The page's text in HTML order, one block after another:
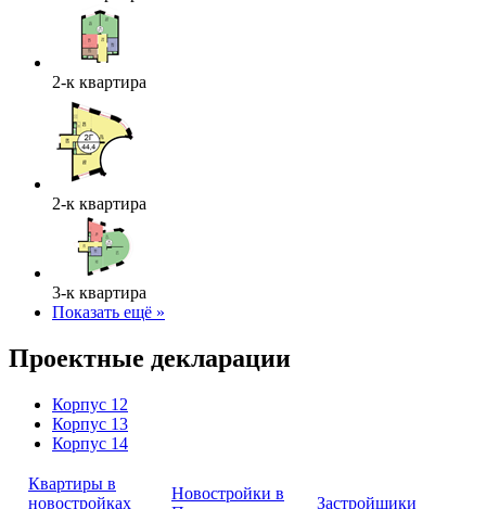
2-к квартира
2-к квартира
3-к квартира
Показать ещё »
Проектные декларации
Корпус 12
Корпус 13
Корпус 14
Квартиры в
новостройках
Новостройки в
Застройщики